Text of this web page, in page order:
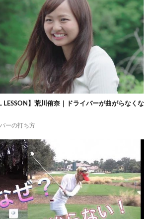
LESSON】荒川侑奈｜ドライバーが曲がらなくな
ーの打ち方